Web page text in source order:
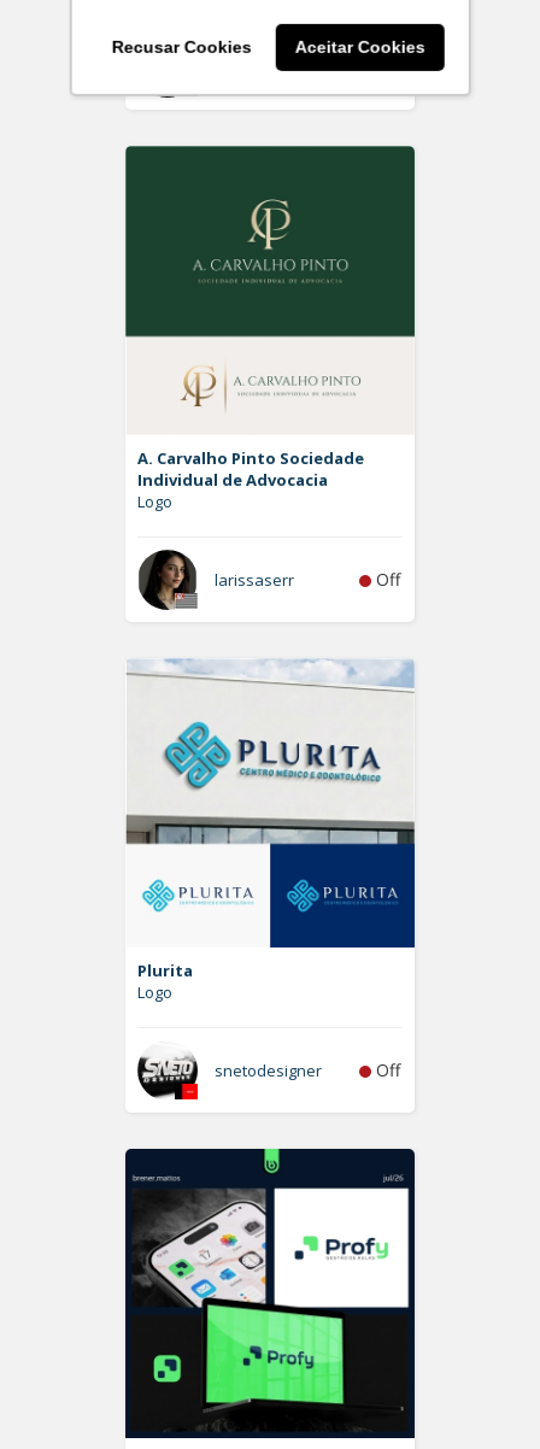
Recusar Cookies Aceitar Cookies
Rdesign SM Off
A. Carvalho Pinto Sociedade
Individual de Advocacia
Logo
larissaserr Off
Plurita
Logo
snetodesigner Off